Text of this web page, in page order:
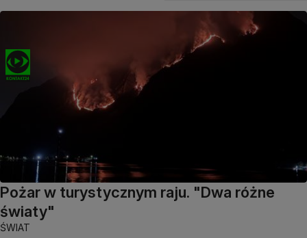
Pożar w turystycznym raju. "Dwa różne
światy"
ŚWIAT